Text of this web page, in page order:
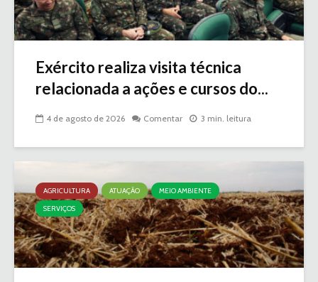
Exército realiza visita técnica
relacionada a ações e cursos do...
4 de agosto de 2026 Comentar 3 min. leitura
AGRICULTURA ATUAÇÃO
MEIO AMBIENTE
SERVIÇOS